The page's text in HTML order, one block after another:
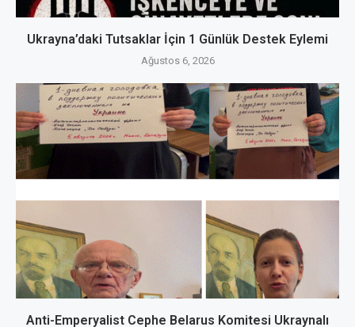
Ukrayna’daki Tutsaklar İçin 1 Günlük Destek Eylemi
Ağustos 6, 2026
Anti-Emperyalist Cephe Belarus Komitesi Ukraynalı